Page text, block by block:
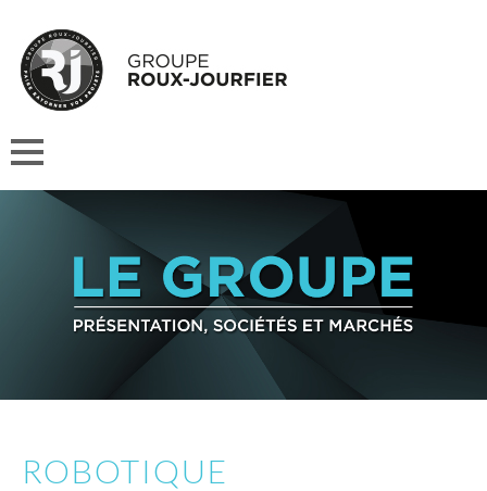
ROBOTIQUE